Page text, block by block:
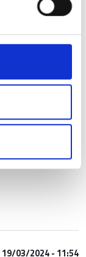
19/03/2024 - 11:54